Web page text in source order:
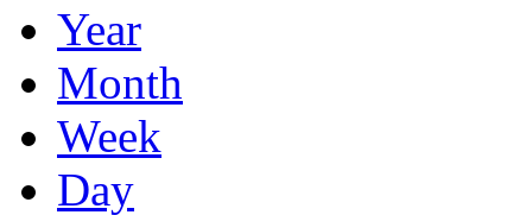
Year
Month
Week
Day